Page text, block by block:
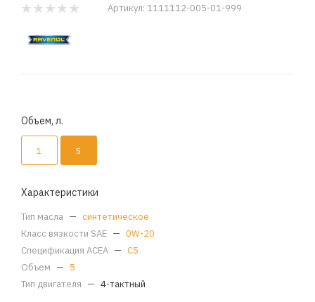
Артикул: 1111112-005-01-999
Объем, л.
1 5
Характеристики
Тип масла — синтетическое
Класс вязкости SAE — 0W-20
Спецификация ACEA — C5
Объем — 5
Тип двигателя — 4-тактный